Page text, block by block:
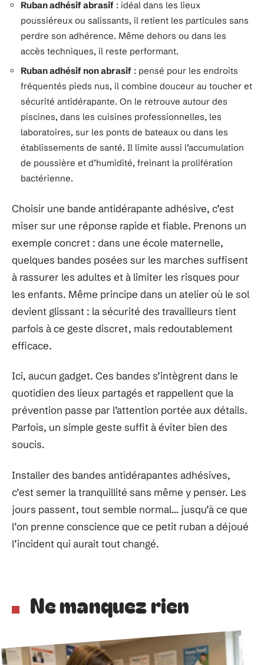
Ruban adhésif abrasif : idéal dans les lieux
poussiéreux ou salissants, il retient les particules sans
perdre son adhérence. Même dehors ou dans les
accès techniques, il reste performant.
Ruban adhésif non abrasif : pensé pour les endroits
fréquentés pieds nus, il combine douceur au toucher et
sécurité antidérapante. On le retrouve autour des
piscines, dans les cuisines professionnelles, les
laboratoires, sur les ponts de bateaux ou dans les
établissements de santé. Il limite aussi l’accumulation
de poussière et d’humidité, freinant la prolifération
bactérienne.
Choisir une bande antidérapante adhésive, c’est
miser sur une réponse rapide et fiable. Prenons un
exemple concret : dans une école maternelle,
quelques bandes posées sur les marches suffisent
à rassurer les adultes et à limiter les risques pour
les enfants. Même principe dans un atelier où le sol
devient glissant : la sécurité des travailleurs tient
parfois à ce geste discret, mais redoutablement
efficace.
Ici, aucun gadget. Ces bandes s’intègrent dans le
quotidien des lieux partagés et rappellent que la
prévention passe par l’attention portée aux détails.
Parfois, un simple geste suffit à éviter bien des
soucis.
Installer des bandes antidérapantes adhésives,
c’est semer la tranquillité sans même y penser. Les
jours passent, tout semble normal… jusqu’à ce que
l’on prenne conscience que ce petit ruban a déjoué
l’incident qui aurait tout changé.
Ne manquez rien